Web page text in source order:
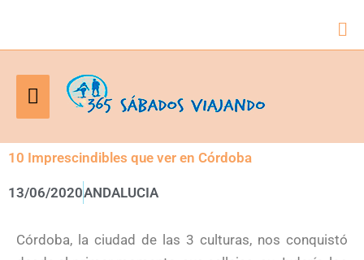
Menú
principal
10 Imprescindibles que ver en Córdoba
13/06/2020ANDALUCIA
Córdoba, la ciudad de las 3 culturas, nos conquistó